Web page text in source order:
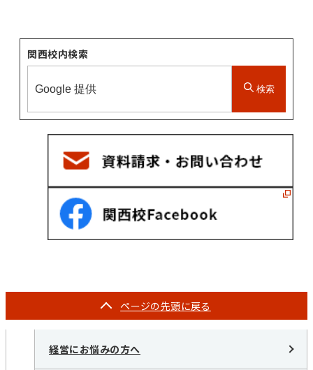
関西校内検索
検索
ページの先頭に戻る
経営にお悩みの方へ